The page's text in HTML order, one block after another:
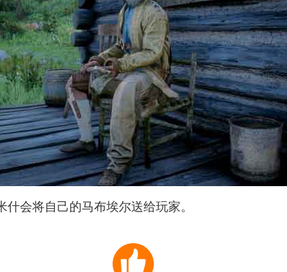
会将自己的马布埃尔送给玩家。